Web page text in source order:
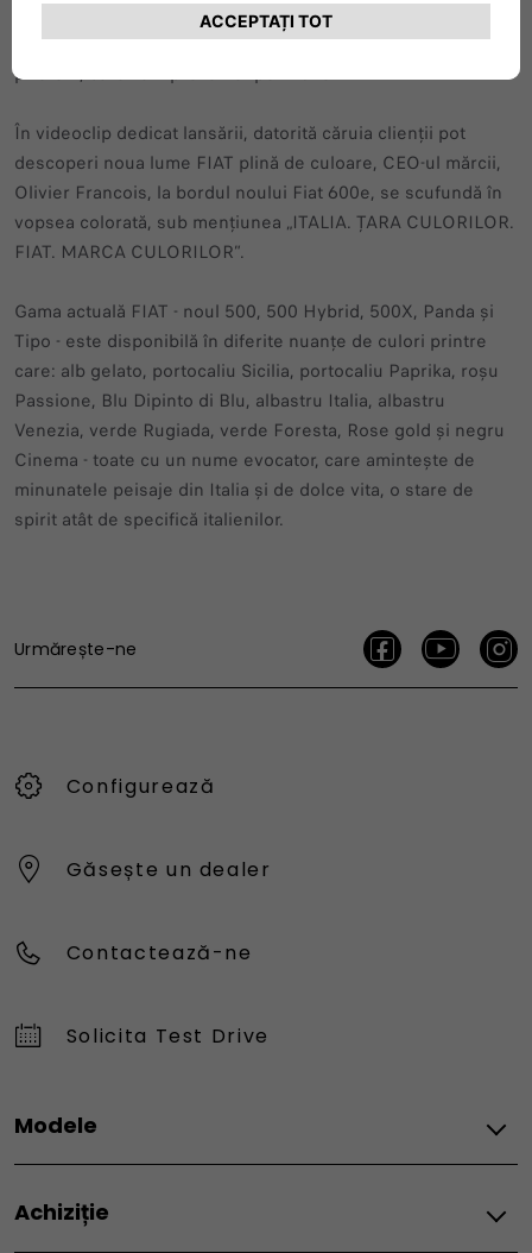
trăiască cu optimism și pozitivitate și aceasta va fi și una
dintre misiunile noului Fiat 600e, electricul pentru familii și
prieteni, care va fi prezentat pe 4 iulie”.
În videoclip dedicat lansării, datorită căruia clienții pot
descoperi noua lume FIAT plină de culoare, CEO-ul mărcii,
Olivier Francois, la bordul noului Fiat 600e, se scufundă în
vopsea colorată, sub mențiunea „ITALIA. ȚARA CULORILOR.
FIAT. MARCA CULORILOR”.
Gama actuală FIAT - noul 500, 500 Hybrid, 500X, Panda și
Tipo - este disponibilă în diferite nuanțe de culori printre
care: alb gelato, portocaliu Sicilia, portocaliu Paprika, roșu
Passione, Blu Dipinto di Blu, albastru Italia, albastru
Venezia, verde Rugiada, verde Foresta, Rose gold și negru
Cinema - toate cu un nume evocator, care amintește de
minunatele peisaje din Italia și de dolce vita, o stare de
spirit atât de specifică italienilor.
Urmărește-ne
Configurează
Găsește un dealer
Contactează-ne
Solicita Test Drive
Modele
Grande Panda Electric
Achiziție